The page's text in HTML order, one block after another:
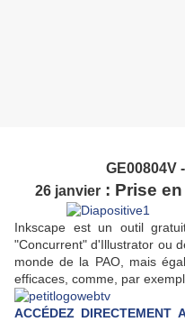
GE00804V
26 janvier: Prise en
Inkscape est un outil
"Concurrent" d'Illustrator ou
monde de la PAO, mais
efficaces, comme, par
ACCÉDEZ DIRECTEMENT